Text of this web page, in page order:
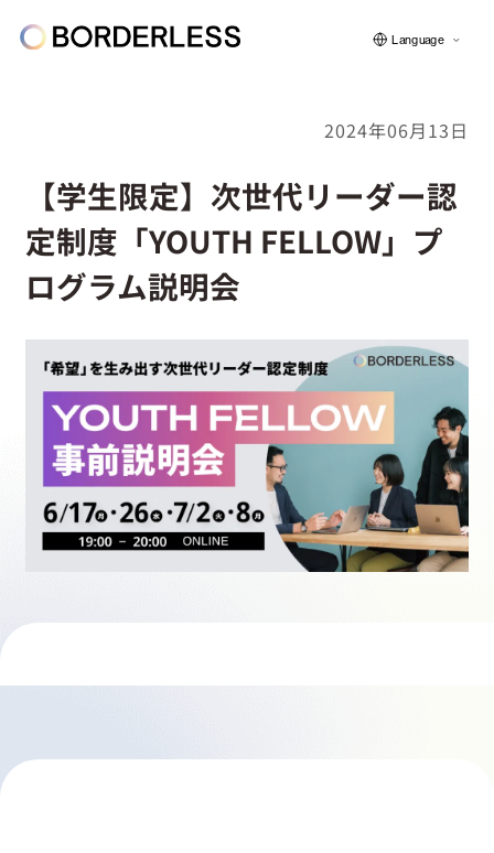
ボーダレスについて
グループの仕組み
ソーシャルビジネス
フェロー紹介
採用情報
アライになる
サービスを利用する
Language
2024年06月13日
【学生限定】次世代リーダー認
定制度「YOUTH FELLOW」プ
ログラム説明会